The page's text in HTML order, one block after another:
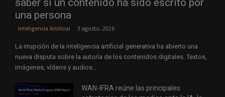
una persona
Inteligencia Artificial 3 agosto, 2026
La irrupción de la inteligencia artificial generativa ha abierto una
nueva disputa sobre la autoría de los contenidos digitales. Textos,
imágenes, vídeos y audios...
WAN-IFRA reúne las principales